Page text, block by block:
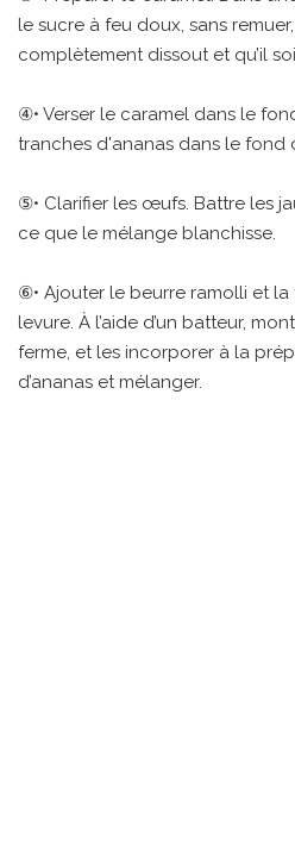
le sucre à feu doux, sans remuer,
complètement dissout et qu’il
④• Verser le caramel dans le
tranches d'ananas dans le fond
⑤• Clarifier les œufs. Battre les
ce que le mélange blanchisse.
⑥• Ajouter le beurre ramolli et
levure. À l’aide d’un batteur,
ferme, et les incorporer à la
d’ananas et mélanger.